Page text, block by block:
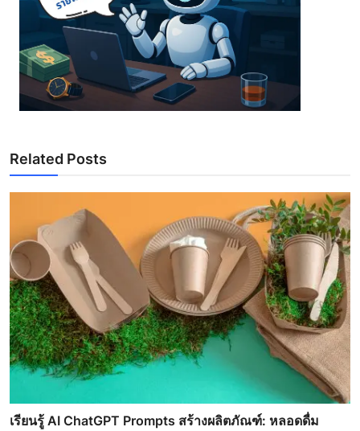
Related Posts
เรียนรู้ AI ChatGPT Prompts สร้างผลิตภัณฑ์: หลอดดื่ม